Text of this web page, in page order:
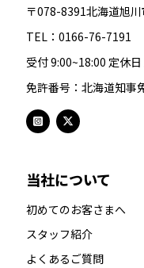
〒078-8391北海道旭
TEL：0166-76-7191
受付 9:00~18:00 定休
免許番号：北海道知事
当社について
初めてのお客さまへ
スタッフ紹介
よくあるご質問